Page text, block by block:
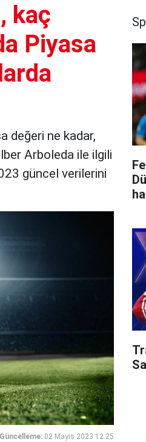
kaç
Piyasa
değeri ne kadar,
Arboleda ile ilgili
güncel verilerini
Güncelleme: 02 Mayıs 2023 12:25